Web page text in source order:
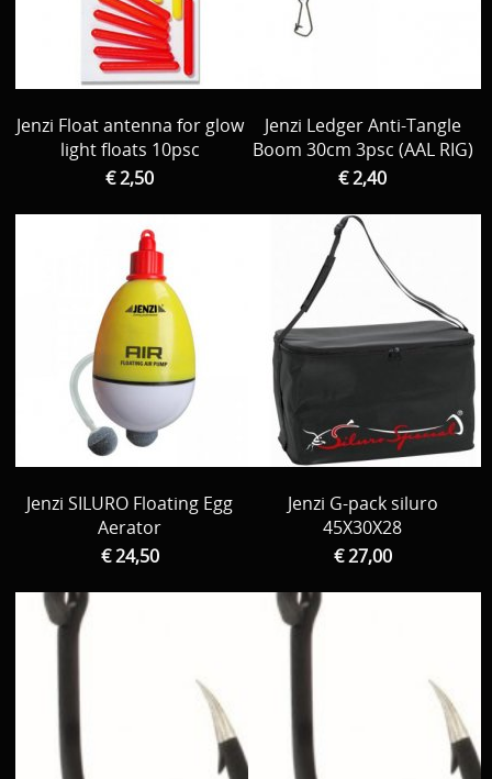
Jenzi Float antenna for glow
light floats 10psc
€ 2,50
Jenzi Ledger Anti-Tangle
Boom 30cm 3psc (AAL RIG)
€ 2,40
Jenzi SILURO Floating Egg
Aerator
€ 24,50
Jenzi G-pack siluro
45X30X28
€ 27,00